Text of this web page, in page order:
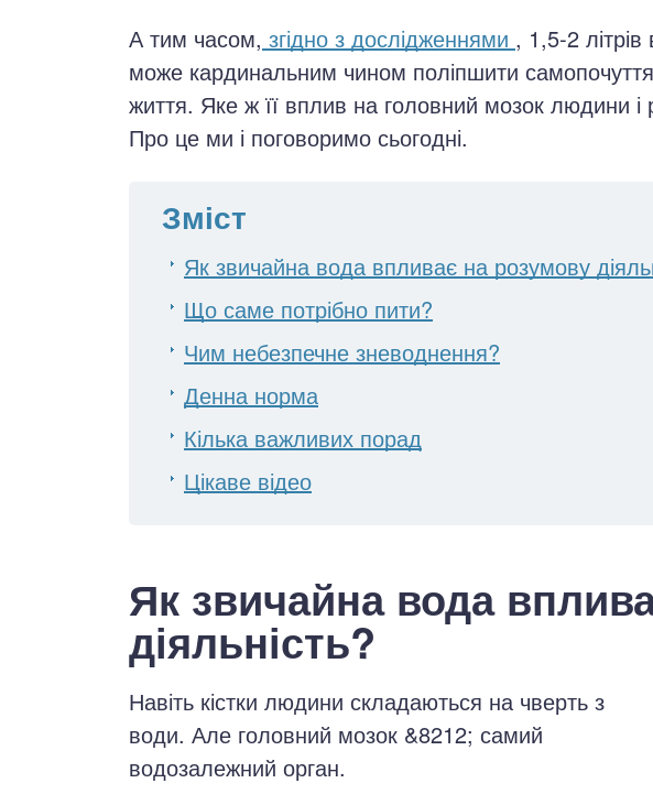
А тим часом, згідно з дослідженнями , 1,5-2
може кардинальним чином поліпшити самопочуття
життя. Яке ж її вплив на головний мозок людини і
Про це ми і поговоримо сьогодні.
Зміст
Як звичайна вода впливає на розумову
Що саме потрібно пити?
Чим небезпечне зневоднення?
Денна норма
Кілька важливих порад
Цікаве відео
Як звичайна вода
діяльність?
Навіть кістки людини складаються на чверть з
води. Але головний мозок &8212; самий
водозалежний орган.